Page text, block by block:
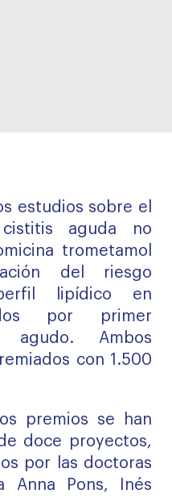
estudios sobre el
aguda no
trometamol
del riesgo
lipídico en
por primer
agudo. Ambos
con 1.500
premios se han
doce proyectos,
por las doctoras
Anna Pons, Inés